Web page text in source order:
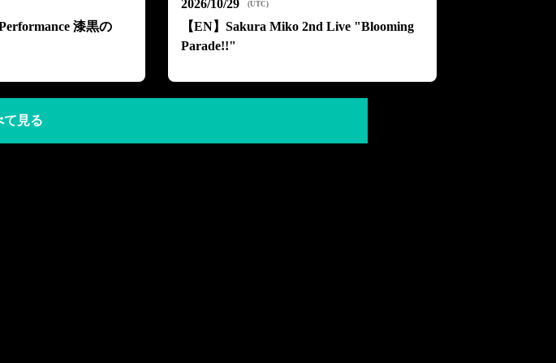
漆黒の
2026/10/29 (UTC)
【EN】Sakura Miko 2nd Live "Blooming
Parade!!"
て見る